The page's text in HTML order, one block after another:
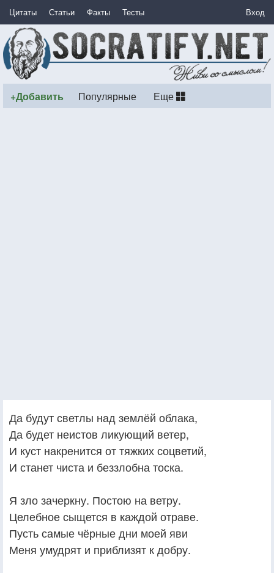
Цитаты Статьи Факты Тесты Вход
+Добавить Популярные Еще
Да будут светлы над землёй облака,
Да будет неистов ликующий ветер,
И куст накренится от тяжких соцветий,
И станет чиста и беззлобна тоска.
Я зло зачеркну. Постою на ветру.
Целебное сыщется в каждой отраве.
Пусть самые чёрные дни моей яви
Меня умудрят и приблизят к добру.